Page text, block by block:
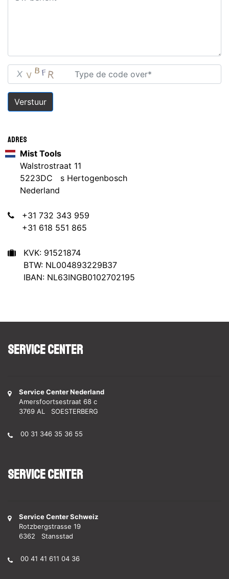
Verstuur
Adres
Mist Tools
Walstrostraat 11
5223DC s Hertogenbosch
Nederland
+31 732 343 959
+31 618 551 865
KVK: 91521874
BTW: NL004893229B37
IBAN: NL63INGB0102702195
Service Center
Service Center Nederland
Amersfoortsestraat 68 c
3769 AL SOESTERBERG
00 31 346 35 36 55
Service Center
Service Center Schweiz
Rotzbergstrasse 19
6362 Stansstad
00 41 41 611 04 36